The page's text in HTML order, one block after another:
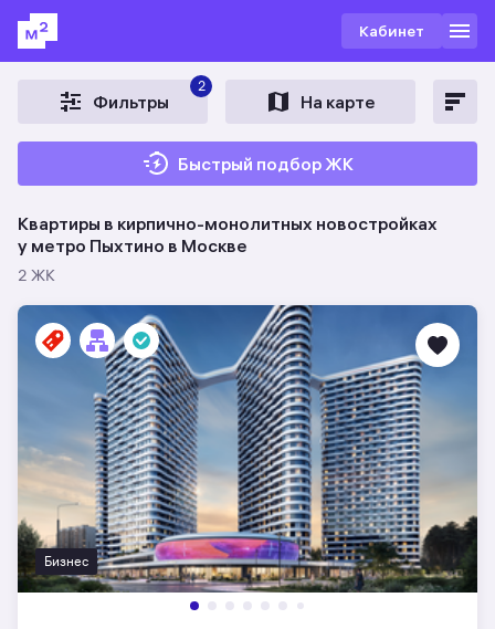
Кабинет
Фильтры
2
На карте
Быстрый подбор ЖК
Квартиры в кирпично-монолитных новостройках
у метро Пыхтино в Москве
2 ЖК
Бизнес